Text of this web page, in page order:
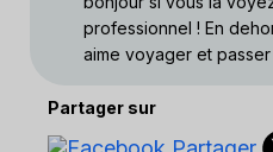
professionnel ! En
aime voyager et
Partager sur